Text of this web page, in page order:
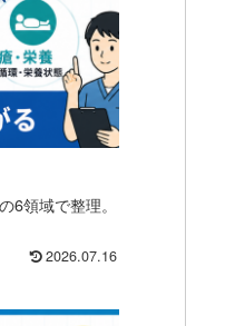
6領域で整理。
2026.07.16